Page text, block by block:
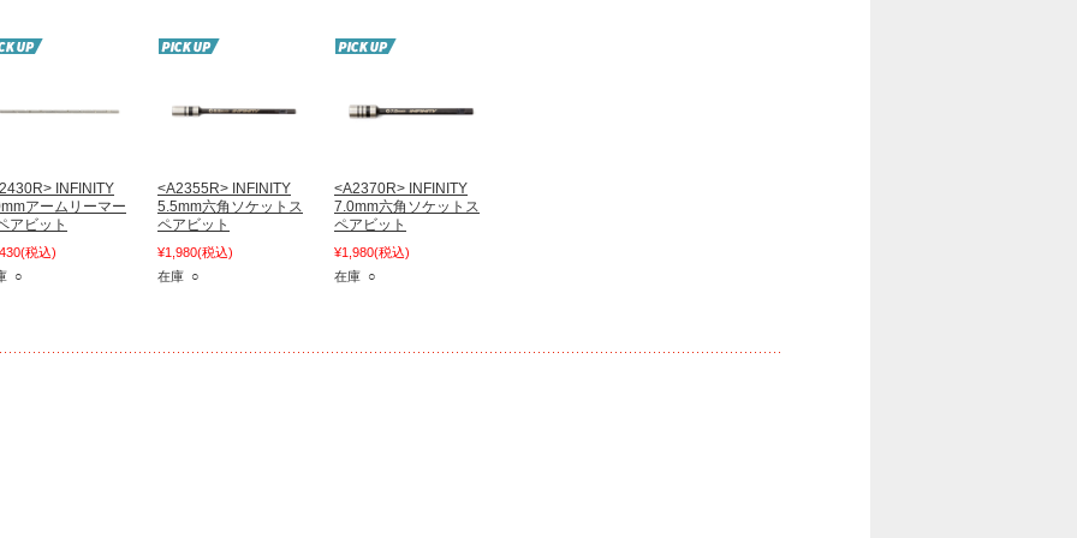
INFINITY
アームリーマー
アビット
(税込)
○
<A2355R> INFINITY
5.5mm六角ソケットス
ペアビット
¥1,980(税込)
在庫 ○
<A2370R> INFINITY
7.0mm六角ソケットス
ペアビット
¥1,980(税込)
在庫 ○